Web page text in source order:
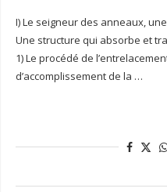
I) Le seigneur des anneaux,
Une structure qui absorbe et
1) Le procédé de
d’accomplissement de la …